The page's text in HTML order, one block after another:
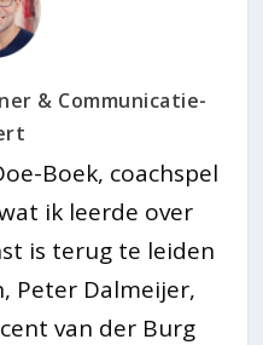
& Communicatie-
Boek, coachspel
ik leerde over
is terug te leiden
Peter Dalmeijer,
van der Burg